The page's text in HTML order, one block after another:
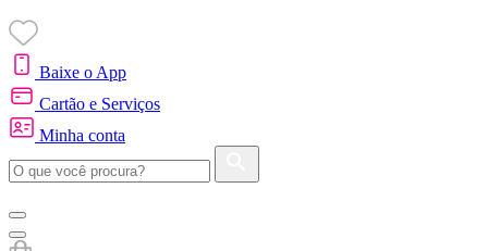
Baixe o App
Cartão e Serviços
Minha conta